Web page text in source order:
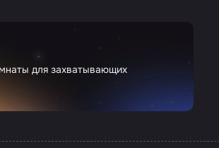
для захватывающих